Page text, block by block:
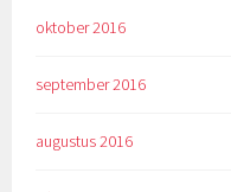
oktober 2016
september 2016
augustus 2016